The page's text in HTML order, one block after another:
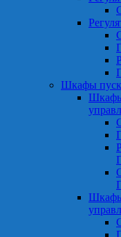
Шкафы
Шкафы
Шкафы